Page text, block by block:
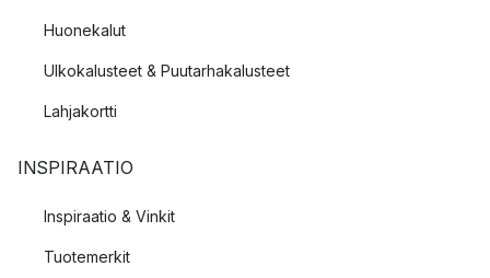
Huonekalut
Ulkokalusteet & Puutarhakalusteet
Lahjakortti
INSPIRAATIO
Inspiraatio & Vinkit
Tuotemerkit